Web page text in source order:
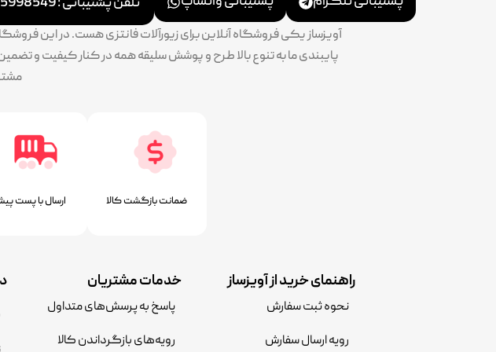
آویزساز یکی فروشگاه آنلاین برای زیورآلات فانتزی هست. در این
ضمانت بازگشت کالا ارسال با پست
راهنمای خرید از آویزساز
نحوه ثبت سفارش
رویه ارسال سفارش
خدمات مشتریان
پاسخ به پرسش‌های متداول
رویه‌های بازگرداندن کالا